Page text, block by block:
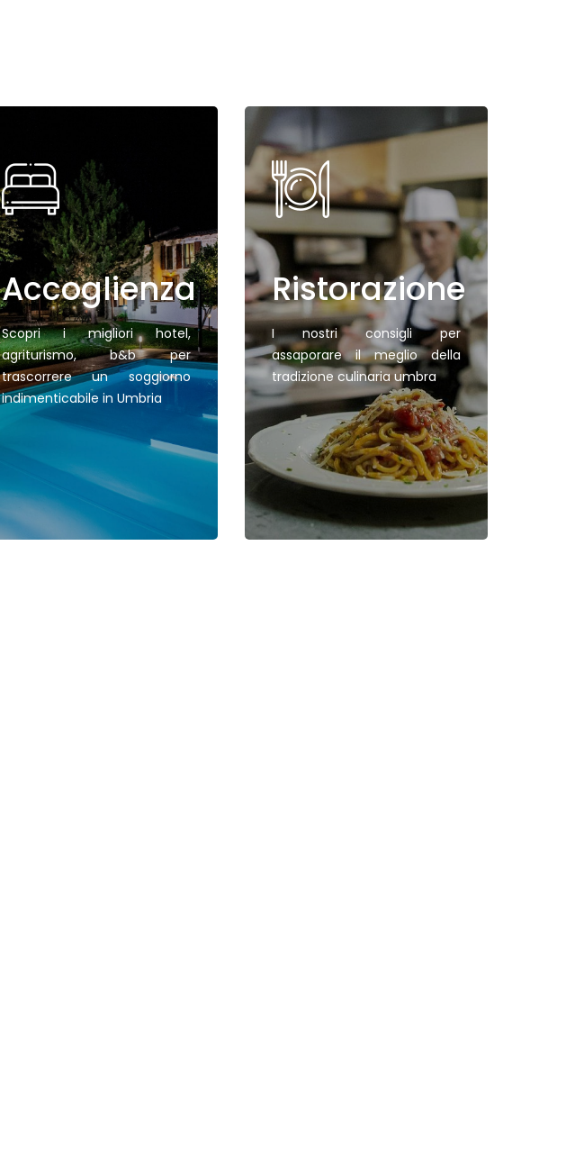
Accoglienza
Scopri i migliori hotel,
agriturismo, b&b per
trascorrere un soggiorno
indimenticabile in Umbria
Ristorazione
I nostri consigli per
assaporare il meglio della
tradizione culinaria umbra